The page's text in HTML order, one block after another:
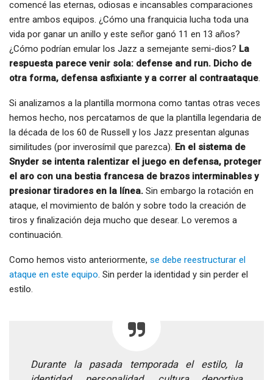
comencé las eternas, odiosas e incansables comparaciones
entre ambos equipos. ¿Cómo una franquicia lucha toda una
vida por ganar un anillo y este señor ganó 11 en 13 años?
¿Cómo podrían emular los Jazz a semejante semi-dios? La
respuesta parece venir sola: defense and run. Dicho de
otra forma, defensa asfixiante y a correr al contraataque
Si analizamos a la plantilla mormona como tantas otras veces
hemos hecho, nos percatamos de que la plantilla legendaria de
la década de los 60 de Russell y los Jazz presentan algunas
similitudes (por inverosímil que parezca). En el sistema de
Snyder se intenta ralentizar el juego en defensa, proteger
el aro con una bestia francesa de brazos interminables y
presionar tiradores en la línea. Sin embargo la rotación en
ataque, el movimiento de balón y sobre todo la creación de
tiros y finalización deja mucho que desear. Lo veremos a
continuación.
Como hemos visto anteriormente, se debe reestructurar el
ataque en este equipo . Sin perder la identidad y sin perder el
estilo.
Durante la pasada temporada el estilo, la